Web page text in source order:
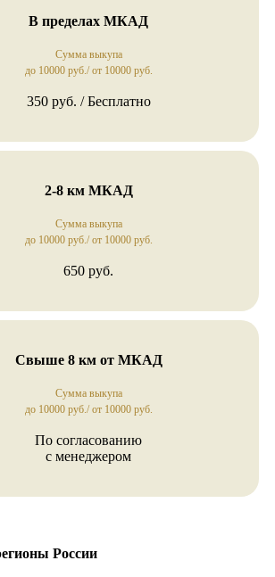
В пределах МКАД
Сумма выкупа
до 10000 руб./ от 10000 руб.
350 руб. / Бесплатно
2-8 км МКАД
Сумма выкупа
до 10000 руб./ от 10000 руб.
650 руб.
Свыше 8 км от МКАД
Сумма выкупа
до 10000 руб./ от 10000 руб.
По согласованию
с менеджером
России